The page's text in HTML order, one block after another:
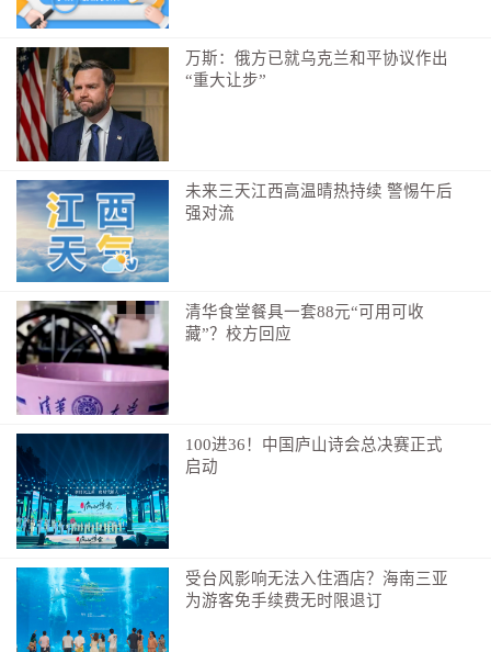
万斯：俄方已就乌克兰和平协议作出
“重大让步”
未来三天江西高温晴热持续 警惕午后
强对流
清华食堂餐具一套88元“可用可收
藏”？校方回应
100进36！中国庐山诗会总决赛正式
启动
受台风影响无法入住酒店？海南三亚
为游客免手续费无时限退订